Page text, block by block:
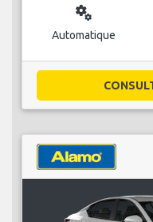
miscellaneous_services
Automatique